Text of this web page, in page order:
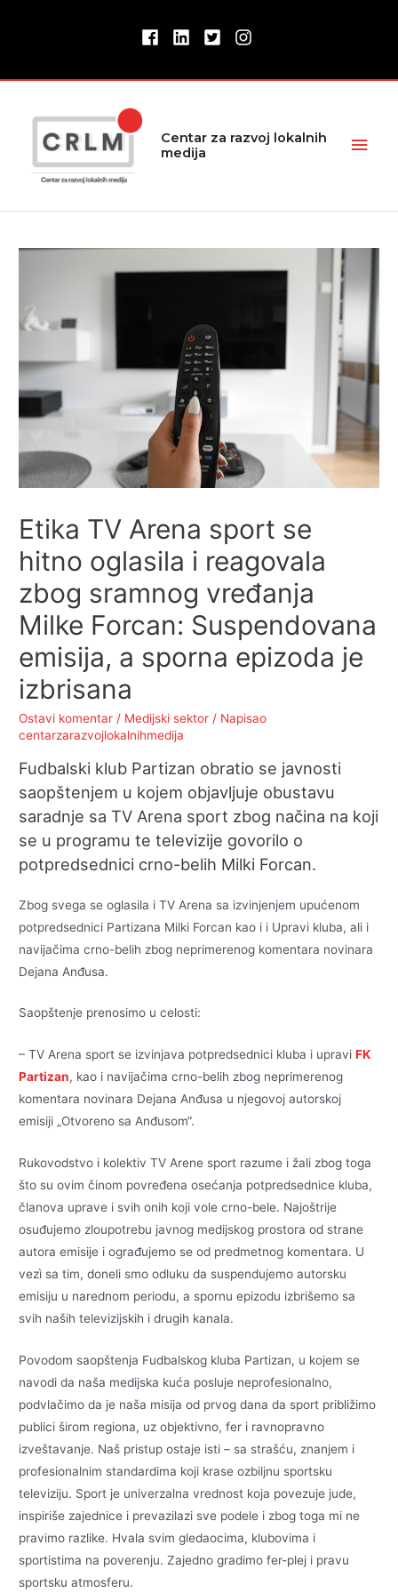
Centar za razvoj lokalnih
medija
Etika TV Arena sport se
hitno oglasila i reagovala
zbog sramnog vređanja
Milke Forcan: Suspendovana
emisija, a sporna epizoda je
izbrisana
Ostavi komentar / Medijski sektor / Napisao
centarzarazvojlokalnihmedija
Fudbalski klub Partizan obratio se javnosti
saopštenjem u kojem objavljuje obustavu
saradnje sa TV Arena sport zbog načina na koji
se u programu te televizije govorilo o
potpredsednici crno-belih Milki Forcan.
Zbog svega se oglasila i TV Arena sa izvinjenjem upućenom
potpredsednici Partizana Milki Forcan kao i i Upravi kluba, ali i
navijačima crno-belih zbog neprimerenog komentara novinara
Dejana Anđusa.
Saopštenje prenosimo u celosti:
– TV Arena sport se izvinjava potpredsednici kluba i upraviFK
Partizan, kao i navijačima crno-belih zbog neprimerenog
komentara novinara Dejana Anđusa u njegovoj autorskoj
emisiji „Otvoreno sa Anđusom“.
Rukovodstvo i kolektiv TV Arene sport razume i žali zbog toga
što su ovim činom povređena osećanja potpredsednice kluba,
članova uprave i svih onih koji vole crno-bele. Najoštrije
osuđujemo zloupotrebu javnog medijskog prostora od strane
autora emisije i ograđujemo se od predmetnog komentara. U
vezì sa tim, doneli smo odluku da suspendujemo autorsku
emisiju u narednom periodu, a spornu epizodu izbrišemo sa
svih naših televizijskih i drugih kanala.
Povodom saopštenja Fudbalskog kluba Partizan, u kojem se
navodi da naša medijska kuća posluje neprofesionalno,
podvlačimo da je naša misija od prvog dana da sport približimo
publici širom regiona, uz objektivno, fer i ravnopravno
izveštavanje. Naš pristup ostaje isti – sa strašću, znanjem i
profesionalnim standardima koji krase ozbiljnu sportsku
televiziju. Sport je univerzalna vrednost koja povezuje jude,
inspiriše zajednice i prevazilazi sve podele i zbog toga mi ne
pravimo razlike. Hvala svim gledaocima, klubovima i
sportistima na poverenju. Zajedno gradimo fer-plej i pravu
sportsku atmosferu.